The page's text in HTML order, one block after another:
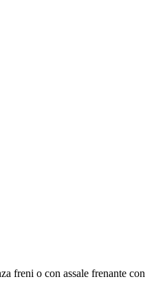
freni o con assale frenante con